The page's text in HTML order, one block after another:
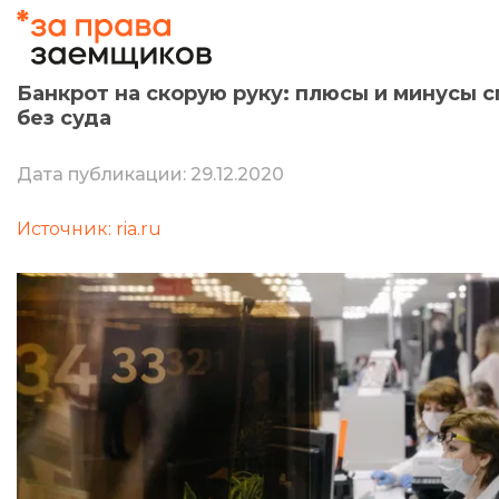
Банкрот на скорую руку: плюсы и минусы
без суда
Дата публикации: 29.12.2020
Источник: ria.ru